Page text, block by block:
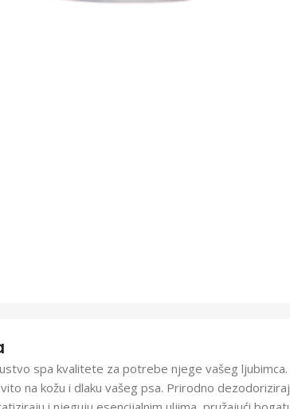
spa kvalitete za potrebe njege vašeg
na kožu i dlaku vašeg psa. Prirodno